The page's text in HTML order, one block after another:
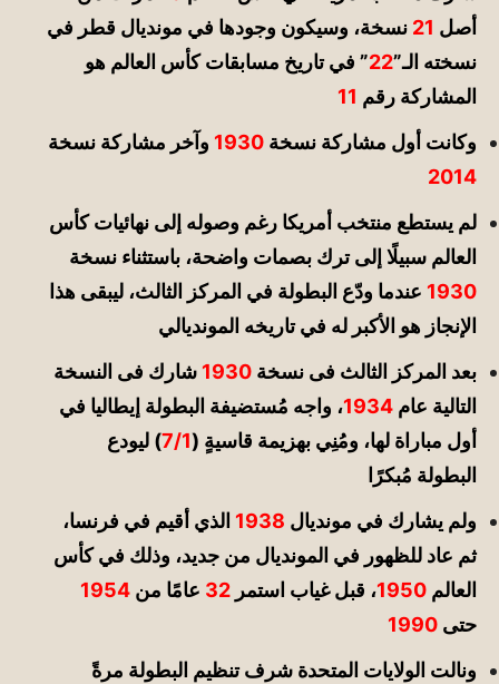
أصل 21 نسخة، وسيكون وجودها في مونديال قطر في
نسخته الـ”22” في تاريخ مسابقات كأس العالم هو
المشاركة رقم 11
وكانت أول مشاركة نسخة 1930 وآخر مشاركة نسخة
2014
لم يستطع منتخب أمريكا رغم وصوله إلى نهائيات كأس
العالم سبيلًا إلى ترك بصمات واضحة، باستثناء نسخة
1930 عندما ودّع البطولة في المركز الثالث، ليبقى هذا
الإنجاز هو الأكبر له في تاريخه المونديالي
بعد المركز الثالث فى نسخة 1930 شارك فى النسخة
التالية عام 1934، واجه مُستضيفة البطولة إيطاليا في
أول مباراة لها، ومُنِي بهزيمة قاسيةٍ (7/1) ليودع
البطولة مُبكرًا
ولم يشارك في مونديال 1938 الذي أقيم في فرنسا،
ثم عاد للظهور في المونديال من جديد، وذلك في كأس
العالم 1950، قبل غياب استمر 32 عامًا من 1954
حتى 1990
ونالت الولايات المتحدة شرف تنظيم البطولة مرةً